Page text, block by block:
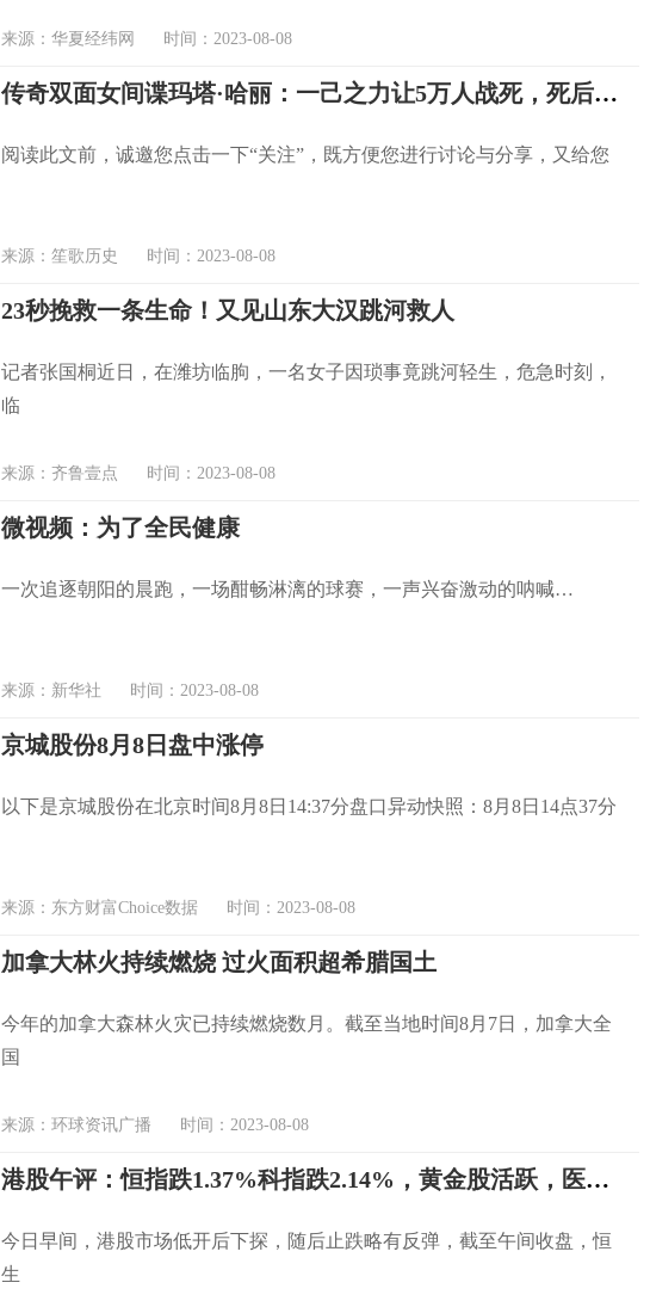
来源：华夏经纬网 时间：2023-08-08
传奇双面女间谍玛塔·哈丽：一己之力让5万人战死，死后头颅被收藏
阅读此文前，诚邀您点击一下“关注”，既方便您进行讨论与分享，又给您
来源：笙歌历史 时间：2023-08-08
23秒挽救一条生命！又见山东大汉跳河救人
记者张国桐近日，在潍坊临朐，一名女子因琐事竟跳河轻生，危急时刻，
临
来源：齐鲁壹点 时间：2023-08-08
微视频：为了全民健康
一次追逐朝阳的晨跑，一场酣畅淋漓的球赛，一声兴奋激动的呐喊…
来源：新华社 时间：2023-08-08
京城股份8月8日盘中涨停
以下是京城股份在北京时间8月8日14:37分盘口异动快照：8月8日14点37分
来源：东方财富Choice数据 时间：2023-08-08
加拿大林火持续燃烧 过火面积超希腊国土
今年的加拿大森林火灾已持续燃烧数月。截至当地时间8月7日，加拿大全
国
来源：环球资讯广播 时间：2023-08-08
港股午评：恒指跌1.37%科指跌2.14%，黄金股活跃，医药股反弹
今日早间，港股市场低开后下探，随后止跌略有反弹，截至午间收盘，恒
生